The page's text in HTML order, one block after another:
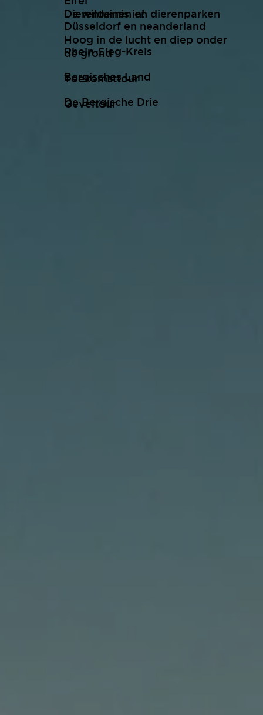
De wildernis in!
Hoog in de lucht en diep onder
de grond
Toekomsttour
Geveltour
Düsseldorf en neanderland
Rhein-Sieg-Kreis
Bergisches Land
De Bergische Drie
Dierentuinen en dierenparken